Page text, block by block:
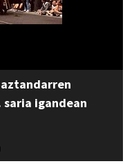
igandean